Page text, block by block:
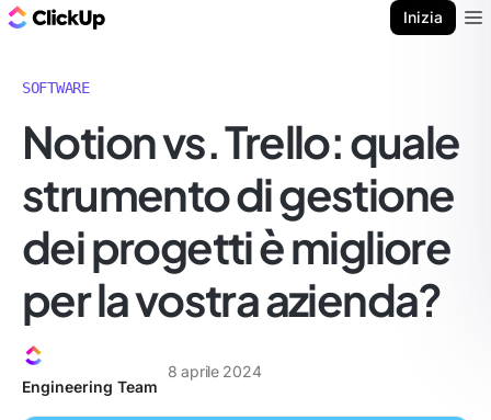
Inizia
SOFTWARE
Notion vs. Trello: quale
strumento di gestione
dei progetti è migliore
per la vostra azienda?
Engineering Team
8 aprile 2024